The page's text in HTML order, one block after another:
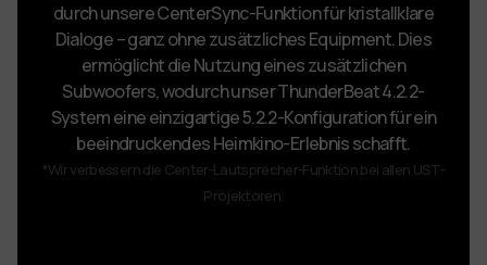
durch unsere CenterSync-Funktion für kristallklare
Dialoge – ganz ohne zusätzliches Equipment. Dies
ermöglicht die Nutzung eines zusätzlichen
Subwoofers, wodurch unser ThunderBeat 4.2.2-
System eine einzigartige 5.2.2-Konfiguration für ein
beeindruckendes Heimkino-Erlebnis schafft.
*Wir verbessern die Center-Lautsprecher-Funktion bei allen UST-
Projektoren.